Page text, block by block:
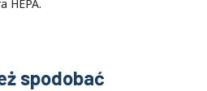
HEPA.
spodobać